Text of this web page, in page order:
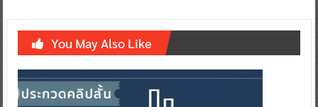
You May Also Like